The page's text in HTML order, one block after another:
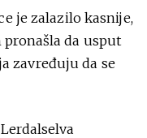
je zalazilo kasnije,
pronašla da usput
zavređuju da se